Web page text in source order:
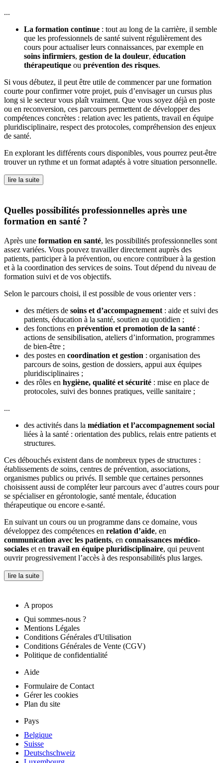
...
La formation continue : tout au long de la carrière, il semble
que les professionnels de santé suivent régulièrement des
cours pour actualiser leurs connaissances, par exemple en
soins infirmiers, gestion de la douleur, éducation
thérapeutique ou prévention des risques.
Si vous débutez, il peut être utile de commencer par une formation
courte pour confirmer votre projet, puis d’envisager un cursus plus
long si le secteur vous plaît vraiment. Que vous soyez déjà en poste
ou en reconversion, ces parcours permettent de développer des
compétences concrètes : relation avec les patients, travail en équipe
pluridisciplinaire, respect des protocoles, compréhension des enjeux
de santé.
En explorant les différents cours disponibles, vous pourrez peut-être
trouver un rythme et un format adaptés à votre situation personnelle.
lire la suite
Quelles possibilités professionnelles après une
formation en santé ?
Après une formation en santé, les possibilités professionnelles sont
assez variées. Vous pouvez travailler directement auprès des
patients, participer à la prévention, ou encore contribuer à la gestion
et à la coordination des services de soins. Tout dépend du niveau de
formation suivi et de vos objectifs.
Selon le parcours choisi, il est possible de vous orienter vers :
des métiers de soins et d’accompagnement : aide et suivi des
patients, éducation à la santé, soutien au quotidien ;
des fonctions en prévention et promotion de la santé :
actions de sensibilisation, ateliers d’information, programmes
de bien-être ;
des postes en coordination et gestion : organisation des
parcours de soins, gestion de dossiers, appui aux équipes
pluridisciplinaires ;
des rôles en hygiène, qualité et sécurité : mise en place de
protocoles, suivi des bonnes pratiques, veille sanitaire ;
...
des activités dans la médiation et l’accompagnement social
liées à la santé : orientation des publics, relais entre patients et
structures.
Ces débouchés existent dans de nombreux types de structures :
établissements de soins, centres de prévention, associations,
organismes publics ou privés. Il semble que certaines personnes
choisissent aussi de compléter leur parcours avec d’autres cours pour
se spécialiser en gérontologie, santé mentale, éducation
thérapeutique ou encore e-santé.
En suivant un cours ou un programme dans ce domaine, vous
développez des compétences en relation d’aide, en
communication avec les patients, en connaissances médico-
sociales et en travail en équipe pluridisciplinaire, qui peuvent
ouvrir progressivement l’accès à des responsabilités plus larges.
lire la suite
A propos
Qui sommes-nous ?
Mentions Légales
Conditions Générales d'Utilisation
Conditions Générales de Vente (CGV)
Politique de confidentialité
Aide
Formulaire de Contact
Gérer les cookies
Plan du site
Pays
Belgique
Suisse
Deutschschweiz